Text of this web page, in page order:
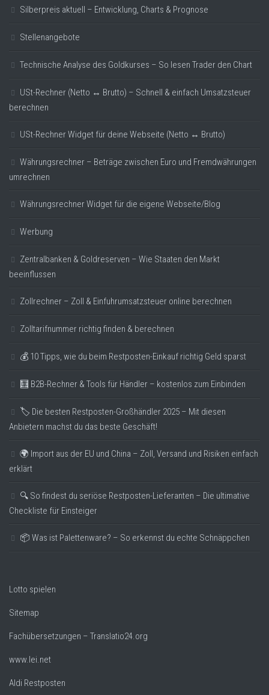
Silberpreis aktuell – Entwicklung, Charts & Prognose
Stellenangebote
Technische Analyse des Goldkurses – So lesen Trader den Chart
USt-Rechner (Netto ↔ Brutto) – Schnell & einfach Umsatzsteuer
berechnen
USt-Rechner Widget für deine Webseite (Netto ↔ Brutto)
Währungsrechner – Beträge zwischen Euro und Fremdwährungen
umrechnen
Währungsrechner Widget für die eigene Webseite/Blog
Werbung
Zentralbanken & Goldreserven – Wie Staaten den Markt
beeinflussen
Zollrechner – Zoll & Einfuhrumsatzsteuer online berechnen
Zolltarifnummer richtig finden & berechnen
💰 10 Tipps, wie du beim Restposten-Einkauf richtig Geld sparst
🧮 B2B-Rechner & Tools für Händler – kostenlos zum Einbinden
🏷️ Die besten Restposten-Großhändler 2025 – Mit diesen
Anbietern machst du das beste Geschäft!
🌍 Import aus der EU und China – Zoll, Versand und Risiken einfach
erklärt
🔍 So findest du seriöse Restposten-Lieferanten – Die ultimative
Checkliste für Einsteiger
📦 Was ist Palettenware? – So erkennst du echte Schnäppchen
Lotto spielen
Sitemap
Fachübersetzungen – Translatio24.org
www.lei.net
Aldi Restposten